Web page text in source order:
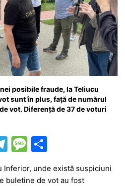
posibile fraude, la Teliucu
sunt în plus, față de numărul
vot. Diferență de 37 de voturi
T
el
e
M
s ta
Inferior, unde există suspiciuni
buletine de vot au fost